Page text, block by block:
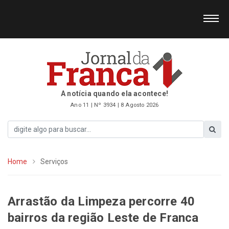
A notícia quando ela acontece!
Ano 11 | Nº 3934 | 8 Agosto 2026
Home Serviços
Arrastão da Limpeza percorre 40
bairros da região Leste de Franca